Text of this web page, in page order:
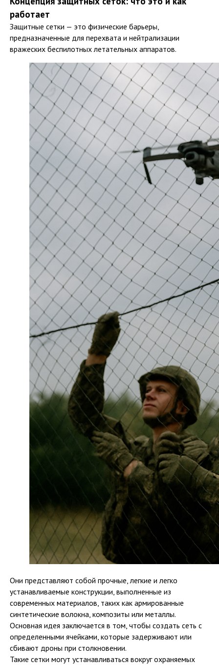
работает
Защитные сетки — это физические барьеры,
предназначенные для перехвата и нейтрализации
вражеских беспилотных летательных аппаратов.
Они представляют собой прочные, легкие и легко
устанавливаемые конструкции, выполненные из
современных материалов, таких как армированные
синтетические волокна, композиты или металлы.
Основная идея заключается в том, чтобы создать сеть с
определенными ячейками, которые задерживают или
сбивают дроны при столкновении.
Такие сетки могут устанавливаться вокруг охраняемых